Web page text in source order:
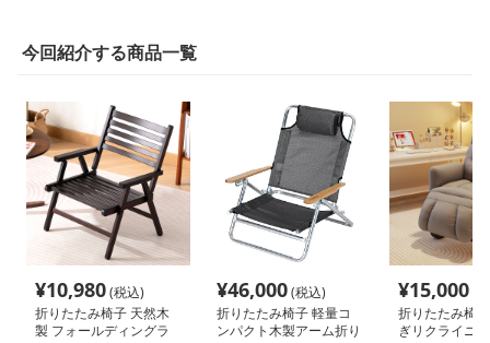
今回紹介する商品一覧
¥10,980(税込)
折りたたみ椅子 天然木
製 フォールディングラ
¥46,000(税込)
折りたたみ椅子 軽量コ
ンパクト木製アーム折り
¥15,000
折りたたみ椅
ぎリクライニ